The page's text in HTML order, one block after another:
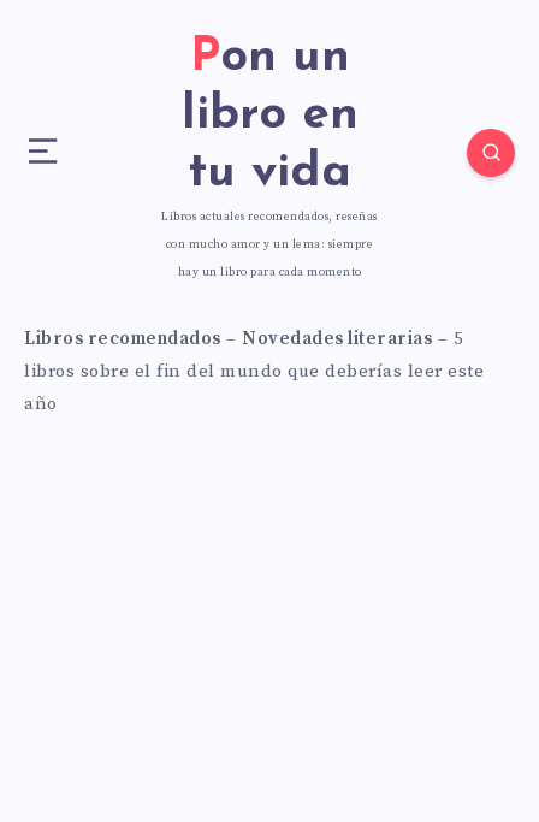
Pon un
libro en
tu vida
Libros actuales recomendados, reseñas
con mucho amor y un lema: siempre
hay un libro para cada momento
Libros recomendados – Novedades literarias – 5
libros sobre el fin del mundo que deberías leer este
año